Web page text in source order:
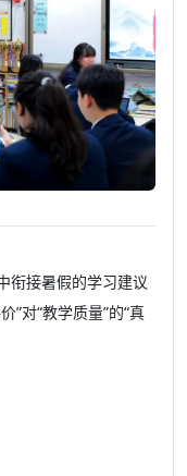
衔接暑假的学习建议
”对“教学质量”的“真